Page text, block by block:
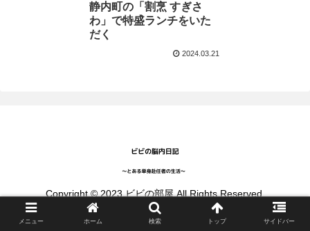
静内町の「割烹 すぎさ
わ」で特盛ランチをいた
だく
2024.03.21
Copyright © 2023 ビビの部屋 All Rights Reserved.
メニュー ホーム 検索 トップ サイドバー